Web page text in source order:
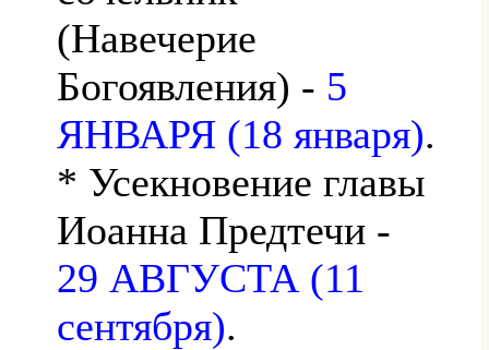
(Навечерие
Богоявления) - 5
ЯНВАРЯ (18 января).
* Усекновение главы
Иоанна Предтечи -
29 АВГУСТА (11
сентября).